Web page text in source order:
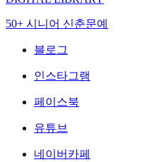
50+ 시니어 신춘문예
블로그
인스타그램
페이스북
유튜브
네이버카페